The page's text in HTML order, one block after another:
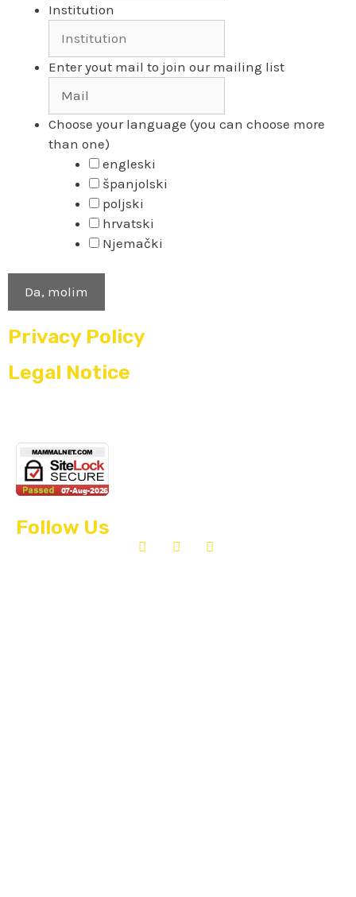
Follow Us
Institution
Enter yout mail to join our mailing list
Choose your language (you can choose more
than one)
engleski
španjolski
poljski
hrvatski
Njemački
Privacy Policy
Legal Notice